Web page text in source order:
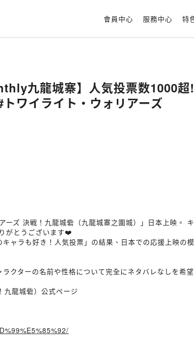
會員中心 服務中心 特
九龍城寨】人気投票数1000超
ワイライト・ウォリアーズ
ズ 決戦！九龍城砦（九龍城寨之圍城）」日本上映。
がとうございます❤️
ャラも好き！人気投票」の結果、日本での応援上映の
クターの名前や性格について完全にネタバレなしを希
九龍城砦）公式ページ